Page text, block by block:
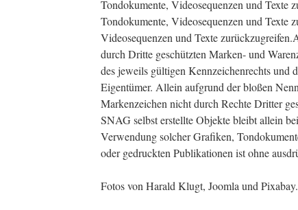
Tondokumente, Videosequenzen und Texte
Tondokumente, Videosequenzen und Texte
Videosequenzen und Texte
durch Dritte geschützten Marken- und
des jeweils gültigen Kennzeichenrechts und
Eigentümer. Allein aufgrund der bloßen
Markenzeichen nicht durch Rechte Dritter
SNAG selbst erstellte Objekte bleibt allein
Verwendung solcher Grafiken,
oder gedruckten Publikationen ist ohne
Fotos von Harald Klugt, Joomla und Pixabay.